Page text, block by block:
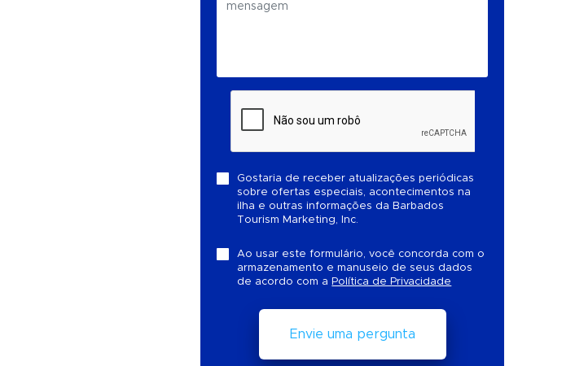
Gostaria de receber atualizações periódicas
sobre ofertas especiais, acontecimentos na
ilha e outras informações da Barbados
Tourism Marketing, Inc.
Ao usar este formulário, você concorda com o
armazenamento e manuseio de seus dados
de acordo com a Política de Privacidade